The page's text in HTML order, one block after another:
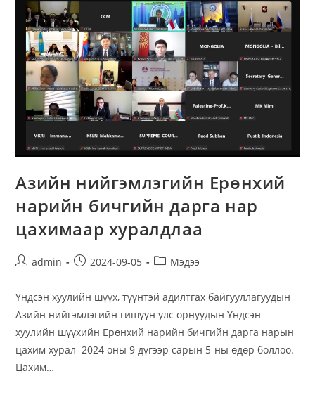
Азийн нийгэмлэгийн Ерөнхий
нарийн бичгийн дарга нар
цахимаар хуралдлаа
admin 2024-09-05 Мэдээ
Үндсэн хуулийн шүүх, түүнтэй адилтгах байгууллагуудын
Азийн нийгэмлэгийн гишүүн улс орнуудын Үндсэн
хуулийн шүүхийн Ерөнхий нарийн бичгийн дарга нарын
цахим хурал 2024 оны 9 дүгээр сарын 5-ны өдөр боллоо.
Цахим…